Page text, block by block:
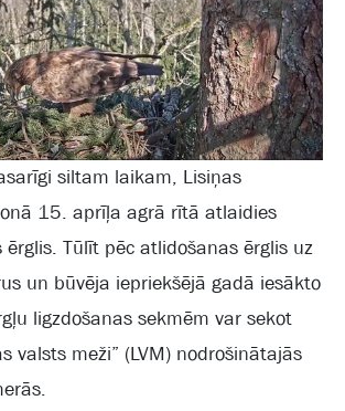
siltam laikam, Lisiņas
15. aprīļa agrā rītā atlaidies
Tūlīt pēc atlidošanas ērglis uz
un būvēja iepriekšējā gadā iesākto
ligzdošanas sekmēm var sekot
valsts meži” (LVM) nodrošinātajās